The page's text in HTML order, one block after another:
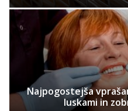
Najpogostejša
luskami in